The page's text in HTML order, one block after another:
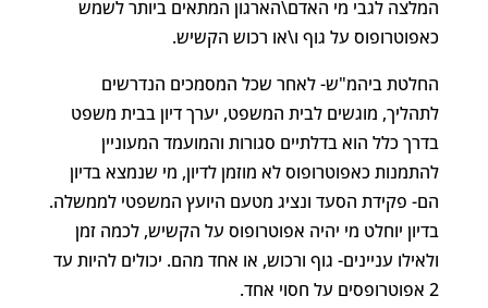
המלצה לגבי מי האדם\הארגון המתאים ביותר לשמש
כאפוטרופוס על גוף ו\או רכוש הקשיש.
החלטת ביהמ"ש- לאחר שכל המסמכים הנדרשים
לתהליך, מוגשים לבית המשפט, יערך דיון בבית משפט
בדרך כלל הוא בדלתיים סגורות והמועמד המעוניין
להתמנות כאפוטרופוס לא מוזמן לדיון, מי שנמצא בדיון
הם- פקידת הסעד ונציג מטעם היועץ המשפטי לממשלה.
בדיון יוחלט מי יהיה אפוטרופוס על הקשיש, לכמה זמן
ולאילו עניינים- גוף ורכוש, או אחד מהם. יכולים להיות עד
2 אפוטרופסים על חסוי אחד.